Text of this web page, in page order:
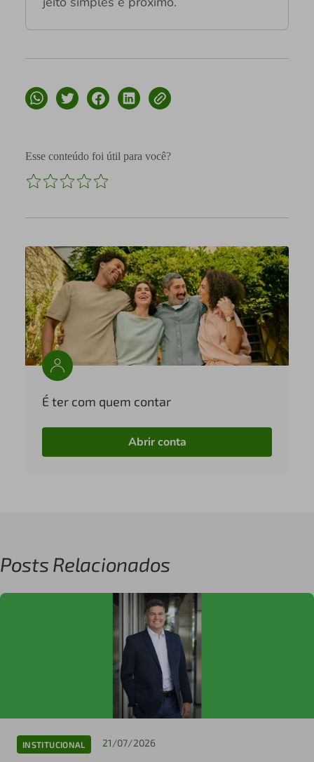
Esse conteúdo foi útil para você?
É ter com quem contar
Abrir conta
Posts Relacionados
INSTITUCIONAL 21/07/2026